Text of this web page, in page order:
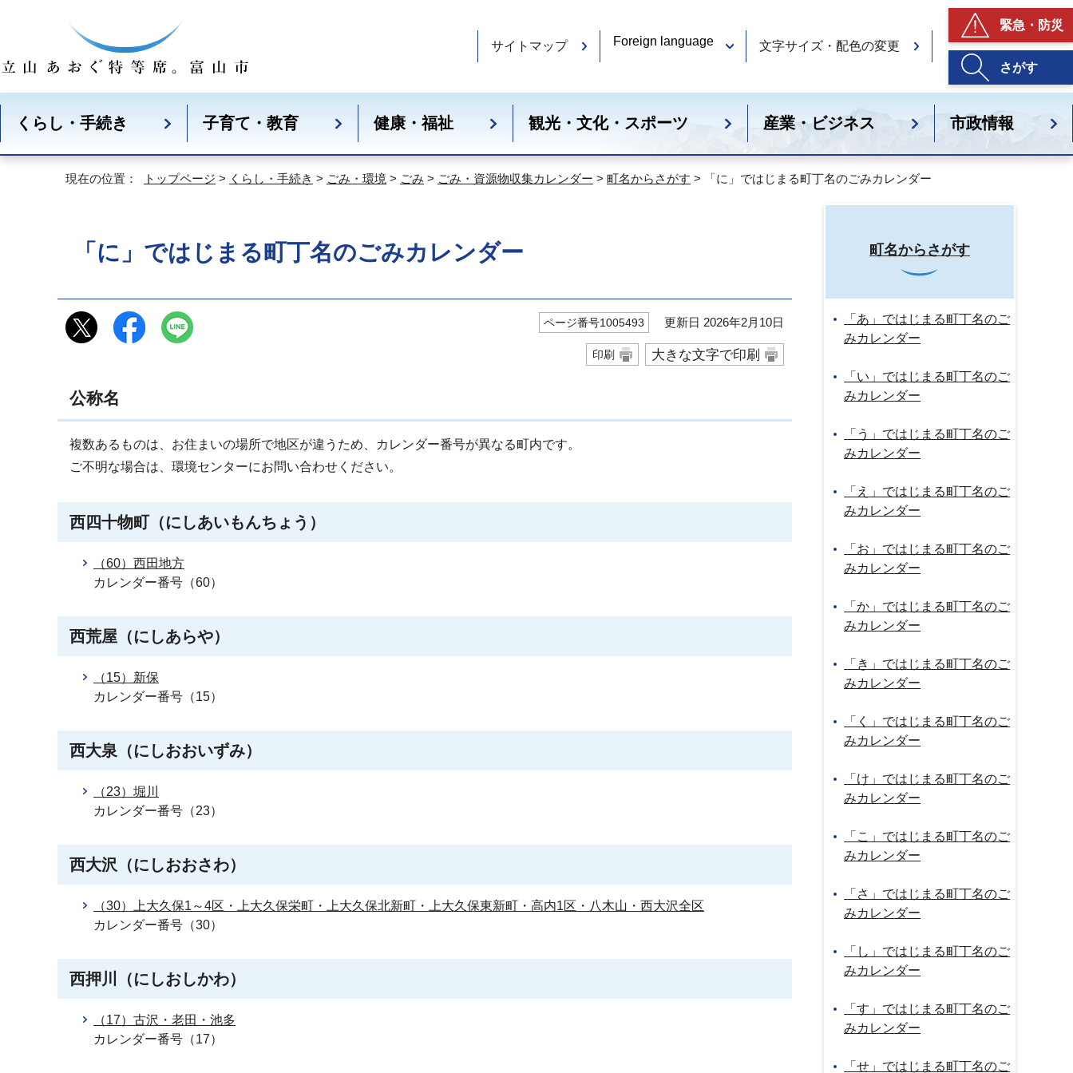
サイトマップ Foreign language 文字サイズ・配色の変更
緊急・防災
さがす
くらし・手続き 子育て・教育 健康・福祉 観光・文化・スポーツ 産業・ビジネス 市政情報
現在の位置： トップページ > くらし・手続き > ごみ・環境 > ごみ > ごみ・資源物収集カレンダー > 町名からさがす > 「に」ではじまる町丁名のごみカレンダー
「に」ではじまる町丁名のごみカレンダー
ページ番号1005493 更新日 2026年2月10日
印刷 大きな文字で印刷
公称名
複数あるものは、お住まいの場所で地区が違うため、カレンダー番号が異なる町内です。
ご不明な場合は、環境センターにお問い合わせください。
西四十物町（にしあいもんちょう）
（60）西田地方
カレンダー番号（60）
西荒屋（にしあらや）
（15）新保
カレンダー番号（15）
西大泉（にしおおいずみ）
（23）堀川
カレンダー番号（23）
西大沢（にしおおさわ）
（30）上大久保1～4区・上大久保栄町・上大久保北新町・上大久保東新町・高内1区・八木山・西大沢全区
カレンダー番号（30）
西押川（にしおしかわ）
（17）古沢・老田・池多
カレンダー番号（17）
町名からさがす
「あ」ではじまる町丁名のご
みカレンダー
「い」ではじまる町丁名のご
みカレンダー
「う」ではじまる町丁名のご
みカレンダー
「え」ではじまる町丁名のご
みカレンダー
「お」ではじまる町丁名のご
みカレンダー
「か」ではじまる町丁名のご
みカレンダー
「き」ではじまる町丁名のご
みカレンダー
「く」ではじまる町丁名のご
みカレンダー
「け」ではじまる町丁名のご
みカレンダー
「こ」ではじまる町丁名のご
みカレンダー
「さ」ではじまる町丁名のご
みカレンダー
「し」ではじまる町丁名のご
みカレンダー
「す」ではじまる町丁名のご
みカレンダー
「せ」ではじまる町丁名のご